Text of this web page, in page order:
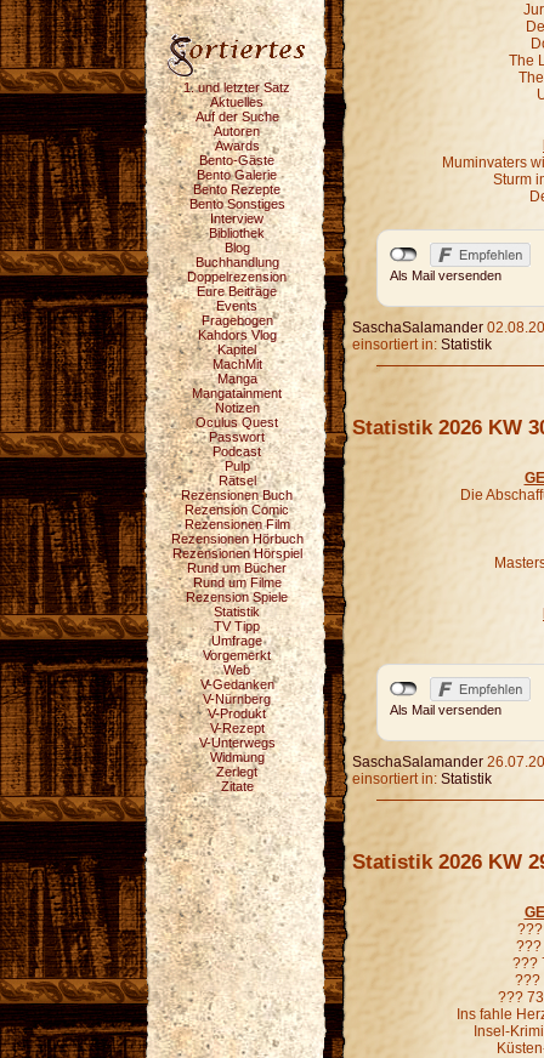
1. und letzter Satz
Aktuelles
Auf der Suche
Autoren
Awards
Bento-Gäste
Bento Galerie
Bento Rezepte
Bento Sonstiges
Interview
Bibliothek
Blog
Buchhandlung
Doppelrezension
Eure Beiträge
Events
Fragebogen
Kahdors Vlog
Kapitel
MachMit
Manga
Mangatainment
Notizen
Oculus Quest
Passwort
Podcast
Pulp
Rätsel
Rezensionen Buch
Rezension Comic
Rezensionen Film
Rezensionen Hörbuch
Rezensionen Hörspiel
Rund um Bücher
Rund um Filme
Rezension Spiele
Statistik
TV Tipp
Umfrage
Vorgemerkt
Web
V-Gedanken
V-Nürnberg
V-Produkt
V-Rezept
V-Unterwegs
Widmung
Zerlegt
Zitate
The
Muminvaters
Sturm
Als Mail versenden
SaschaSalamander
einsortiert in: Statistik
Statistik 2026 KW
Die
Als Mail versenden
SaschaSalamander
einsortiert in: Statistik
Statistik 2026 KW
???
???
???
???
Ins fahle
Insel-